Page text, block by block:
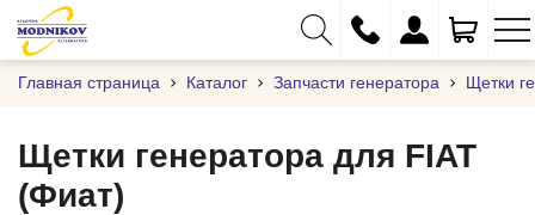
Главная страница Каталог Запчасти генератора Щетки
Щетки генератора для FIAT
(Фиат)